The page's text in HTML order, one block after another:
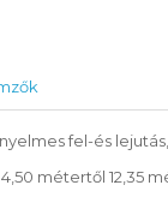
fel-és
métertől 12,35